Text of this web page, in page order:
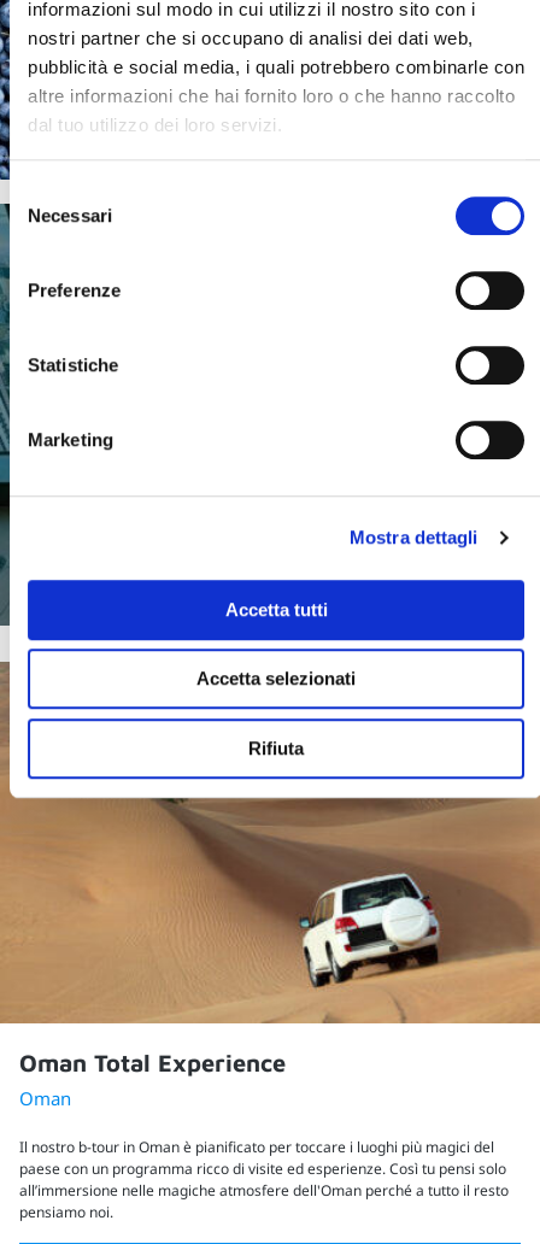
informazioni sul modo in cui utilizzi il nostro sito con i
nostri partner che si occupano di analisi dei dati web,
pubblicità e social media, i quali potrebbero combinarle con
altre informazioni che hai fornito loro o che hanno raccolto
dal tuo utilizzo dei loro servizi.
delNecessari
Preferenze
Statistiche
Marketing
Mostra dettagli
Accetta tutti
Accetta selezionati
Rifiuta
Chi siamo e cosa facciamo
Scopri il mondo Blueberry e tutte le
Oman Total Experience
Oman
Il nostro b-tour in Oman è pianificato per toccare i luoghi più magici del
paese con un programma ricco di visite ed esperienze. Così tu pensi solo
all’immersione nelle magiche atmosfere dell'Oman perché a tutto il resto
pensiamo noi.